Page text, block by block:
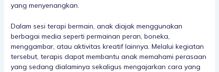
yang menyenangkan.
Dalam sesi terapi bermain, anak diajak menggunakan
berbagai media seperti permainan peran, boneka,
menggambar, atau aktivitas kreatif lainnya. Melalui kegiatan
tersebut, terapis dapat membantu anak memahami perasaan
yang sedang dialaminya sekaligus mengajarkan cara yang